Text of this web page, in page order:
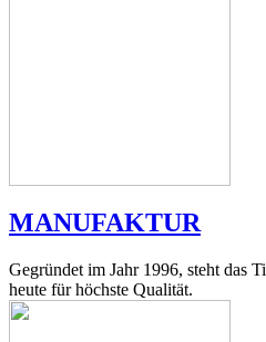
MANUFAKTUR
Gegründet im Jahr 1996, steht das
heute für höchste Qualität.